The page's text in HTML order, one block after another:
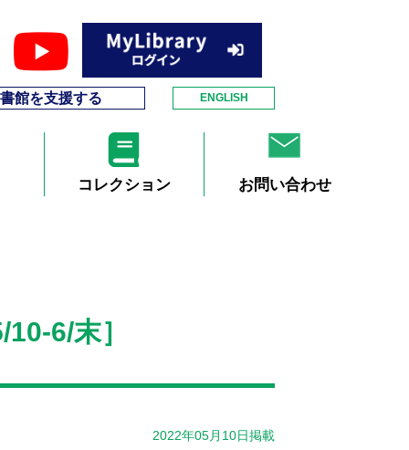
ENGLISH
館を支援する
コレクション お問い合わせ
6/末］
2022年05月10日掲載